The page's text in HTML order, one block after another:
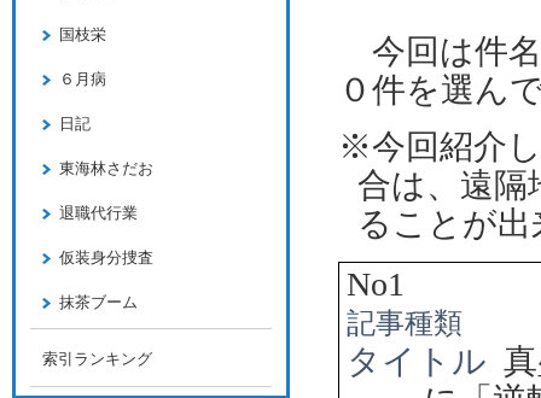
今回は件
０件を選ん
※今回紹介
合は、遠隔
ることが
No1
記事種類
タイトル
国枝栄
６月病
日記
東海林さだお
退職代行業
仮装身分捜査
抹茶ブーム
索引ランキング